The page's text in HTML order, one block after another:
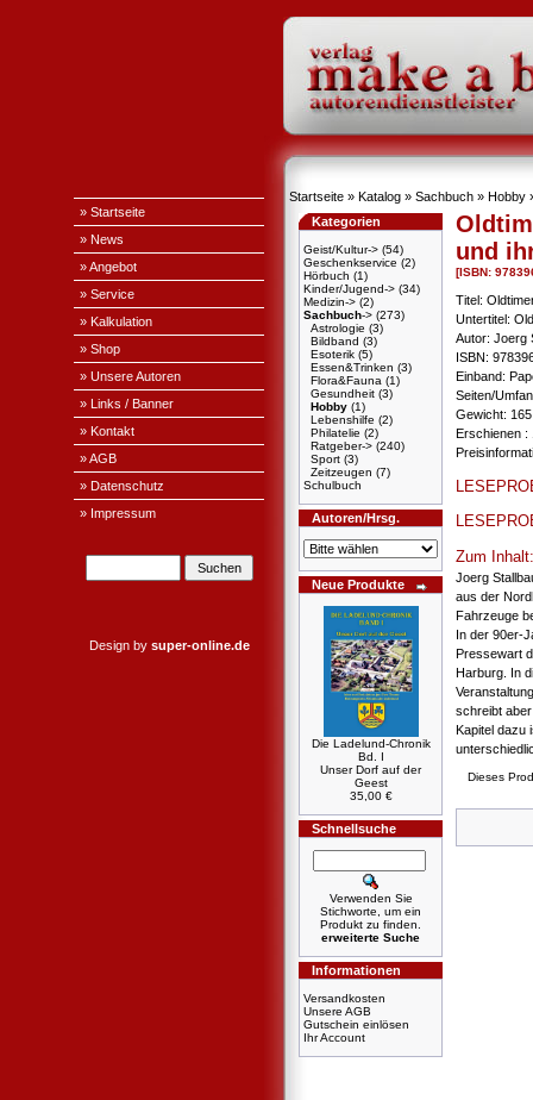
» Startseite
» News
» Angebot
» Service
» Kalkulation
» Shop
» Unsere Autoren
» Links / Banner
» Kontakt
» AGB
» Datenschutz
» Impressum
Design by super-online.de
Startseite » Katalog » Sachbuch » Hobby
Kategorien
Geist/Kultur-> (54)
Geschenkservice (2)
Hörbuch (1)
Kinder/Jugend-> (34)
Medizin-> (2)
Sachbuch-> (273)
Astrologie (3)
Bildband (3)
Esoterik (5)
Essen&Trinken (3)
Flora&Fauna (1)
Gesundheit (3)
Hobby (1)
Lebenshilfe (2)
Philatelie (2)
Ratgeber-> (240)
Sport (3)
Zeitzeugen (7)
Schulbuch
Autoren/Hrsg.
Neue Produkte
Die Ladelund-Chronik
Bd. I
Unser Dorf auf der
Geest
35,00 €
Schnellsuche
Verwenden Sie
Stichworte, um ein
Produkt zu finden.
erweiterte Suche
Informationen
Versandkosten
Unsere AGB
Gutschein einlösen
Ihr Account
und
[ISBN:
Titel:
Untertitel:
Autor: Joerg
ISBN:
Einband:
Seiten/
Gewicht:
Erschienen :
Zum Inhalt:
Joerg
aus der
Fahrzeuge
In der 90er-
Pressewart
Harburg. In
schreibt
Kapitel dazu
Dieses